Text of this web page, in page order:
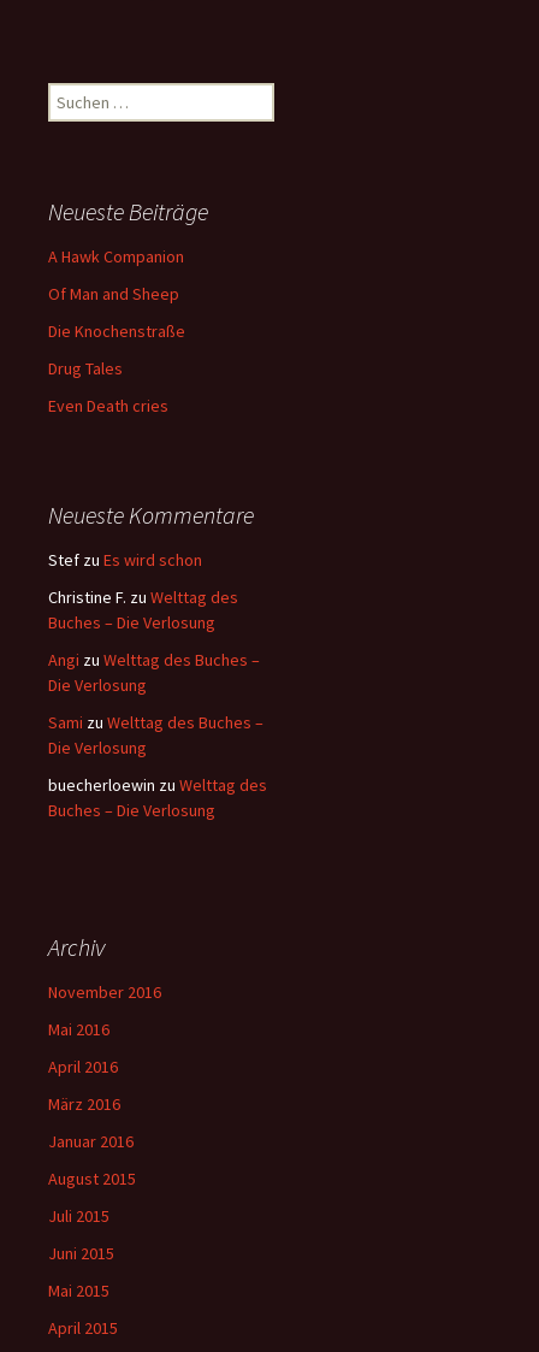
Suchen
nach:
Neueste Beiträge
A Hawk Companion
Of Man and Sheep
Die Knochenstraße
Drug Tales
Even Death cries
Neueste Kommentare
Stef zu Es wird schon
Christine F. zu Welttag des
Buches – Die Verlosung
Angi zu Welttag des Buches –
Die Verlosung
Sami zu Welttag des Buches –
Die Verlosung
buecherloewin zu Welttag des
Buches – Die Verlosung
Archiv
November 2016
Mai 2016
April 2016
März 2016
Januar 2016
August 2015
Juli 2015
Juni 2015
Mai 2015
April 2015